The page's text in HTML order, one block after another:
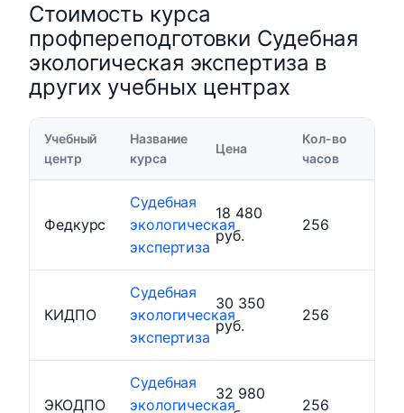
Стоимость курса
профпереподготовки Судебная
экологическая экспертиза в
других учебных центрах
Учебный
центр
Название
курса
Цена
Кол-во
часов
Федкурс
Судебная
экологическая
экспертиза
18 480
руб.
256
КИДПО
Судебная
экологическая
экспертиза
30 350
руб.
256
ЭКОДПО
Судебная
экологическая
32 980
256